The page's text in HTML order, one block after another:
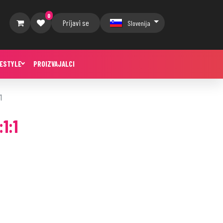
0
Prijavi se Slovenija
PROIZVAJALCI